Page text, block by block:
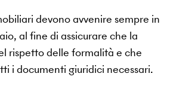
devono avvenire sempre in
al fine di assicurare che la
rispetto delle formalità e che
i documenti giuridici necessari.